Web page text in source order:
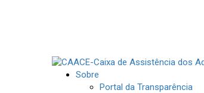
Sobre
Portal da Transparência